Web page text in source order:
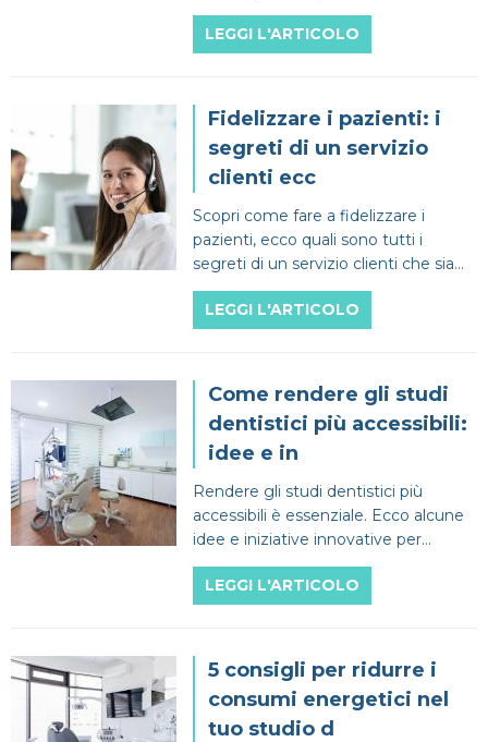
rispettoso dell'ambiente.
LEGGI L'ARTICOLO
Fidelizzare i pazienti: i
segreti di un servizio
clienti ecc
Scopri come fare a fidelizzare i
pazienti, ecco quali sono tutti i
segreti di un servizio clienti che sia
sempre efficiente e mirato.
LEGGI L'ARTICOLO
Come rendere gli studi
dentistici più accessibili:
idee e in
Rendere gli studi dentistici più
accessibili è essenziale. Ecco alcune
idee e iniziative innovative per
migliorare l’esperienza di ogni
paziente.
LEGGI L'ARTICOLO
5 consigli per ridurre i
consumi energetici nel
tuo studio d